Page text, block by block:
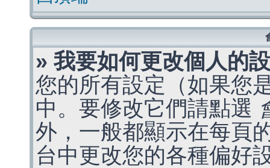
» 我要如何更改個人的
您的所有設定（如果您
中。要修改它們請點選
外，一般都顯示在每頁
台中更改您的各種偏好